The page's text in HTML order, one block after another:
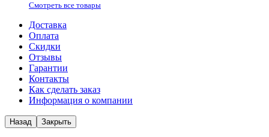
Смотреть все товары
Доставка
Оплата
Скидки
Отзывы
Гарантии
Контакты
Как сделать заказ
Информация о компании
Назад Закрыть